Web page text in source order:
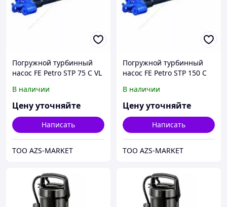
Погружной турбинный
насос FE Petro STP 75 C VL
В наличии
Цену уточняйте
Написать
TOO AZS-MARKET
Погружной турбинный
насос FE Petro STP 150 C
В наличии
Цену уточняйте
Написать
TOO AZS-MARKET